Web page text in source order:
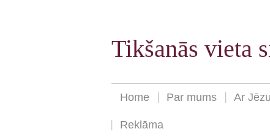
Tikšanās vieta
Home Par mums Ar Jēzu
Reklāma